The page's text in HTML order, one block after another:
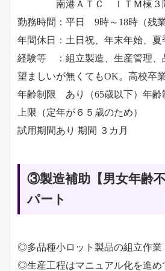
南港ＡＴＣ ＩＴＭ棟３階
勤務時間：平日 9時～18時（残業
年間休日：土日祝、年末年始、夏
経験等 ：組立製造、生産管理、
望ましいが無くてもOK。高校卒業
年齢制限 あり（65歳以下）年齢
上限（定年が６５歳のため）
試用期間あり 期間 ３カ月
③製造補助【男女年齢
パート
◎多品種小ロット製品の組立作業
◎生産工程はマニュアル化を進め